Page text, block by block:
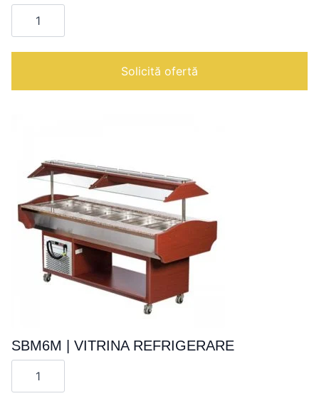
Cantitate
BTRS714FN
|
REFRIGERARE
Solicită ofertă
SBM6M | VITRINA REFRIGERARE
Cantitate
SBM6M
|